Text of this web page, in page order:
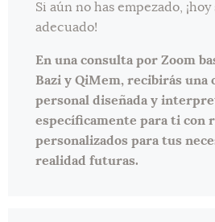
Si aún no has empezado,
adecuado!
En una consulta por Zoom
Bazi y QiMem, recibirás una
personal diseñada y
específicamente para ti con
personalizados para tus
realidad futuras.